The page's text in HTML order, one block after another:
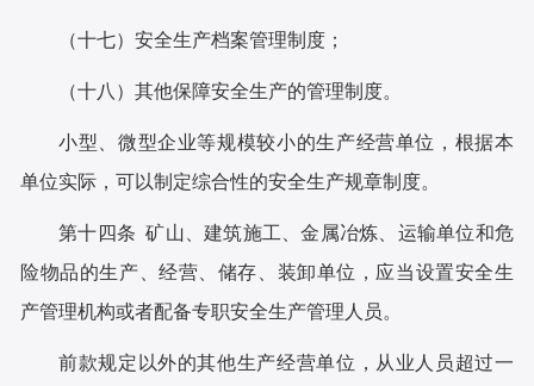
（十七）安全生产档案管理制度；
（十八）其他保障安全生产的管理制度。
小型、微型企业等规模较小的生产经营单位，根据本
单位实际，可以制定综合性的安全生产规章制度。
第十四条 矿山、建筑施工、金属冶炼、运输单位和危
险物品的生产、经营、储存、装卸单位，应当设置安全生
产管理机构或者配备专职安全生产管理人员。
前款规定以外的其他生产经营单位，从业人员超过一